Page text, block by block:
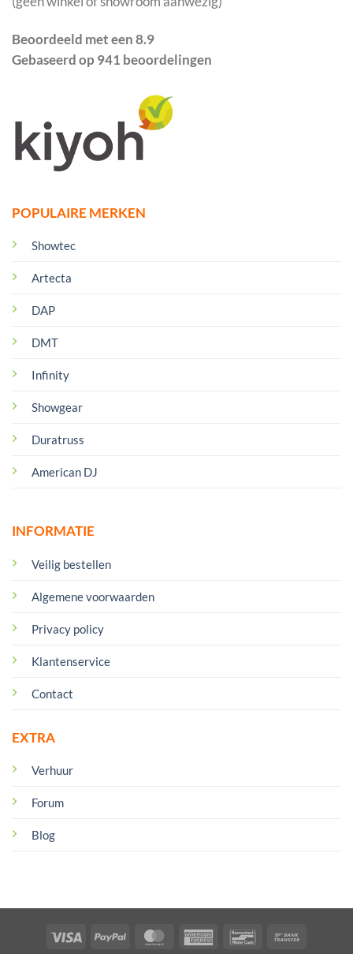
POPULAIRE MERKEN
Showtec
Artecta
DAP
DMT
Infinity
Showgear
Duratruss
American DJ
INFORMATIE
Veilig bestellen
Algemene voorwaarden
Privacy policy
Klantenservice
Contact
EXTRA
Verhuur
Forum
Blog
Beoordeeld met een 8.9
Gebaseerd op 941 beoordelingen
Visa PayPal MasterCardAmerican
Bancontact